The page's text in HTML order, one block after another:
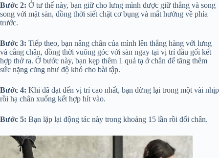
Bước 2: Ở tư thế này, bạn giữ cho lưng mình được giữ thẳng và song
song với mặt sàn, đồng thời siết chặt cơ bụng và mắt hướng về phía
trước.
Bước 3: Tiếp theo, bạn nâng chân của mình lên thẳng hàng với lưng
và cẳng chân, đồng thời vuông góc với sàn ngay tại vị trí đầu gối kết
hợp thở ra. Ở bước này, bạn kẹp thêm 1 quả tạ ở chân để tăng thêm
sức nặng cũng như độ khó cho bài tập.
Bước 4: Khi đã đạt đến vị trí cao nhất, bạn dừng lại trong một vài nhịp
rồi hạ chân xuống kết hợp hít vào.
Bước 5: Bạn lặp lại động tác này trong khoảng 15 lần rồi đổi chân.